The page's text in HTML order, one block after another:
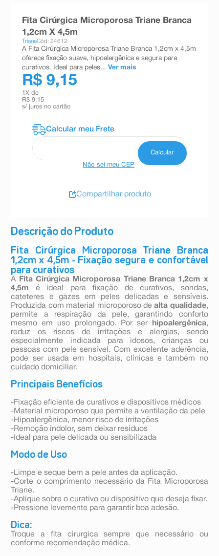
Descrição do Produto
Fita Cirúrgica Microporosa Triane Branca
1,2cm x 4,5m - Fixação segura e confortável
para curativos
A
Fita Cirúrgica Microporosa Triane Branca 1,2cm x
4,5m é ideal para fixação de curativos, sondas,
cateteres e gazes em peles delicadas e sensíveis.
Produzida com material microporoso de alta qualidade,
permite a respiração da pele, garantindo conforto
mesmo em uso prolongado. Por ser
hipoalergênica,
reduz os riscos de irritações e alergias, sendo
especialmente indicada para idosos, crianças ou
pessoas com pele sensível. Com excelente aderência,
pode ser usada em hospitais, clínicas e também no
cuidado domiciliar.
Principais Benefícios
-Fixação eficiente de curativos e dispositivos médicos
-Material microporoso que permite a ventilação da pele
-Hipoalergênica, menor risco de irritações
-Remoção indolor, sem deixar resíduos
-Ideal para pele delicada ou sensibilizada
Modo de Uso
-Limpe e seque bem a pele antes da aplicação.
-Corte o comprimento necessário da Fita Microporosa
Triane.
-Aplique sobre o curativo ou dispositivo que deseja fixar.
-Pressione levemente para garantir boa adesão.
Dica:
Troque a fita cirurgica sempre que necessário ou
conforme recomendação médica.
Fita Cirúrgica Microporosa Triane Branca
1,2cm X 4,5m
TrianeCód: 24612
A Fita Cirúrgica Microporosa Triane Branca 1,2cm x 4,5m
oferece fixação suave, hipoalergênica e segura para
curativos. Ideal para peles... Ver mais
R$ 9,15
1 X de
R$ 9,15
s/ juros no cartão
Não sei meu CEP
Compartilhar produto
esmalte
ºabsorvente